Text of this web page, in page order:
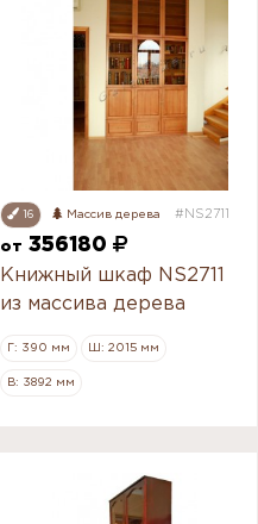
16 Массив дерева #NS2711
от 356180
Книжный шкаф NS2711
из массива дерева
Г: 390 мм Ш: 2015 мм
В: 3892 мм